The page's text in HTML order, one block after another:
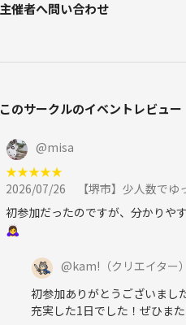
主催者へ問い合わせ
このサークルのイベントレビュー
@misa
★★★★★
2026/07/26
【堺市】少人数で
初参加だったのですが、分かりや
🙇‍♀️
@kam! （クリエイター）
初参加ありがとうございまし
充実した1日でした！ぜひま